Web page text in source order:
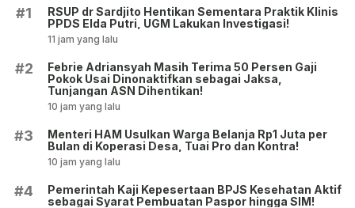
#1
RSUP dr Sardjito Hentikan Sementara Praktik Klinis
PPDS Elda Putri, UGM Lakukan Investigasi!
11 jam yang lalu
#2
Febrie Adriansyah Masih Terima 50 Persen Gaji
Pokok Usai Dinonaktifkan sebagai Jaksa,
Tunjangan ASN Dihentikan!
10 jam yang lalu
#3
Menteri HAM Usulkan Warga Belanja Rp1 Juta per
Bulan di Koperasi Desa, Tuai Pro dan Kontra!
10 jam yang lalu
#4
Pemerintah Kaji Kepesertaan BPJS Kesehatan Aktif
sebagai Syarat Pembuatan Paspor hingga SIM!